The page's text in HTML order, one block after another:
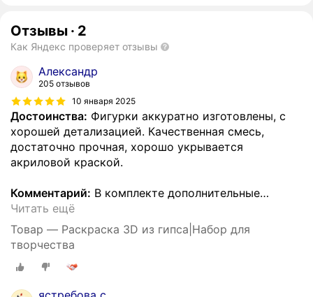
Отзывы · 2
Как Яндекс проверяет отзывы
Александр
205 отзывов
10 января 2025
Достоинства: Фигурки аккуратно изготовлены, с
хорошей детализацией. Качественная смесь,
достаточно прочная, хорошо укрывается
акриловой краской.
Комментарий: В комплекте дополнительные…
Читать ещё
Товар — Раскраска 3D из гипса|Набор для
творчества